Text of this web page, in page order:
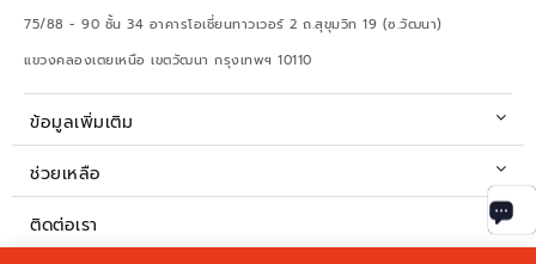
75/88 - 90 ชั้น 34 อาคารโอเชี่ยนทาวเวอร์ 2 ถ.สุขุมวิท 19 (ซ.วัฒนา)
แขวงคลองเตยเหนือ เขตวัฒนา กรุงเทพฯ 10110
ข้อมูลเพิ่มเติม
ช่วยเหลือ
ติดต่อเรา